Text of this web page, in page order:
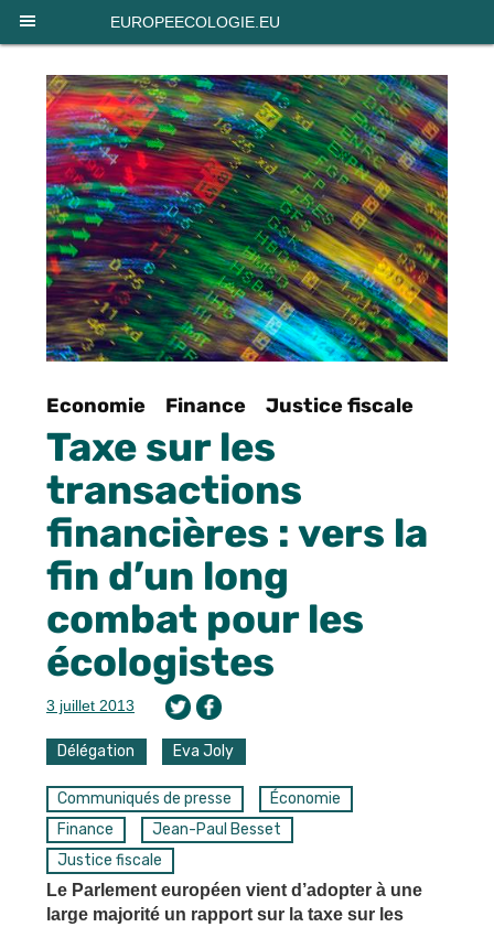
EUROPEECOLOGIE.EU
Economie Finance Justice fiscale
Taxe sur les
transactions
financières : vers la
fin d’un long
combat pour les
écologistes
3 juillet 2013
Délégation Eva Joly
Communiqués de presse
Économie
Finance
Jean-Paul Besset
Justice fiscale
Le Parlement européen vient d’adopter à une
large majorité un rapport sur la taxe sur les